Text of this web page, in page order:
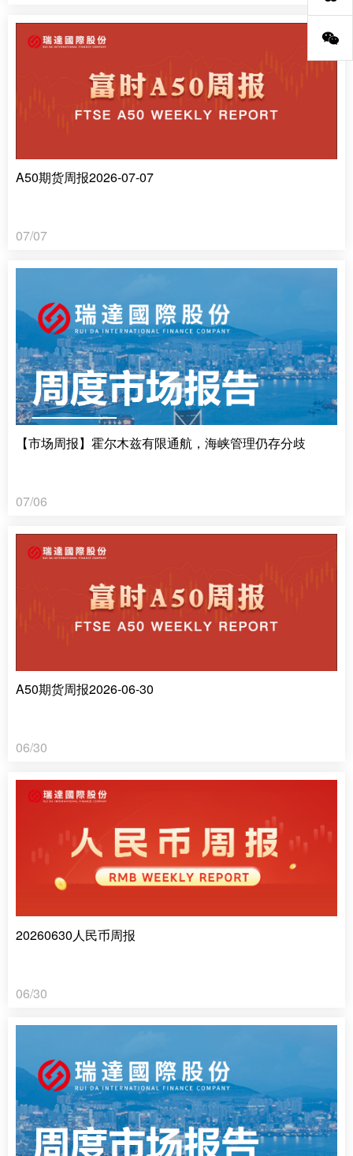
A50期货周报2026-07-07
07/07
【市场周报】霍尔木兹有限通航，海峡管理仍存分歧
07/06
A50期货周报2026-06-30
06/30
20260630人民币周报
06/30